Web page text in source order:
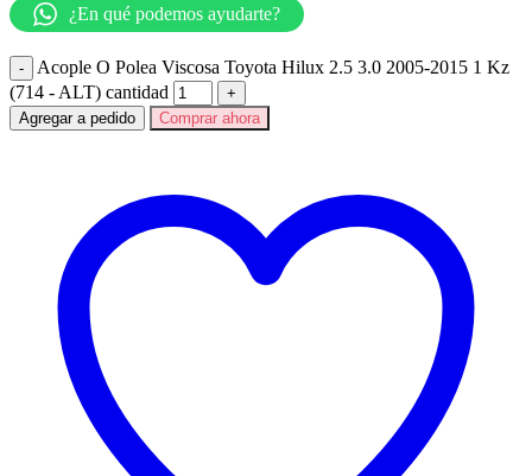
¿En qué podemos ayudarte?
Acople O Polea Viscosa Toyota Hilux 2.5 3.0 2005-2015 1 Kz
(714 - ALT) cantidad
Agregar a pedido Comprar ahora